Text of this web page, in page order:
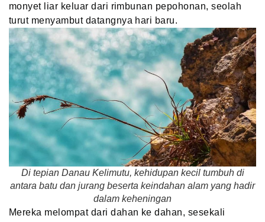
monyet liar keluar dari rimbunan pepohonan, seolah
turut menyambut datangnya hari baru.
Di tepian Danau Kelimutu, kehidupan kecil tumbuh di
antara batu dan jurang beserta keindahan alam yang hadir
dalam keheningan
Mereka melompat dari dahan ke dahan, sesekali